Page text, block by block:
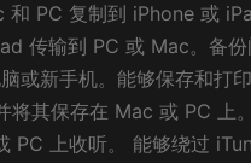
PC 复制到 iPhone 或
传输到 PC 或 Mac。备
或新手机。能够保存和打
其保存在 Mac 或 PC 上
上收听。 能够绕过